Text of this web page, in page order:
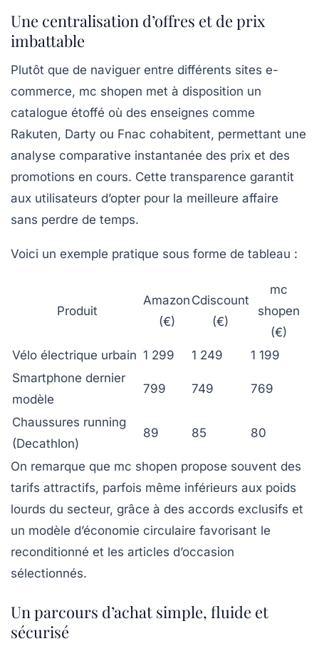
Une centralisation d’offres et de prix
imbattable
Plutôt que de naviguer entre différents sites e-
commerce, mc shopen met à disposition un
catalogue étoffé où des enseignes comme
Rakuten, Darty ou Fnac cohabitent, permettant une
analyse comparative instantanée des prix et des
promotions en cours. Cette transparence garantit
aux utilisateurs d’opter pour la meilleure affaire
sans perdre de temps.
Voici un exemple pratique sous forme de tableau :
Produit
Amazon
(€)
Cdiscount
(€)
mc
shopen
(€)
Vélo électrique urbain 1 299 1 249
1 199
Smartphone dernier
modèle
799 749 769
Chaussures running
(Decathlon)
89 85 80
On remarque que mc shopen propose souvent des
tarifs attractifs, parfois même inférieurs aux poids
lourds du secteur, grâce à des accords exclusifs et
un modèle d’économie circulaire favorisant le
reconditionné et les articles d’occasion
sélectionnés.
Un parcours d’achat simple, fluide et
sécurisé